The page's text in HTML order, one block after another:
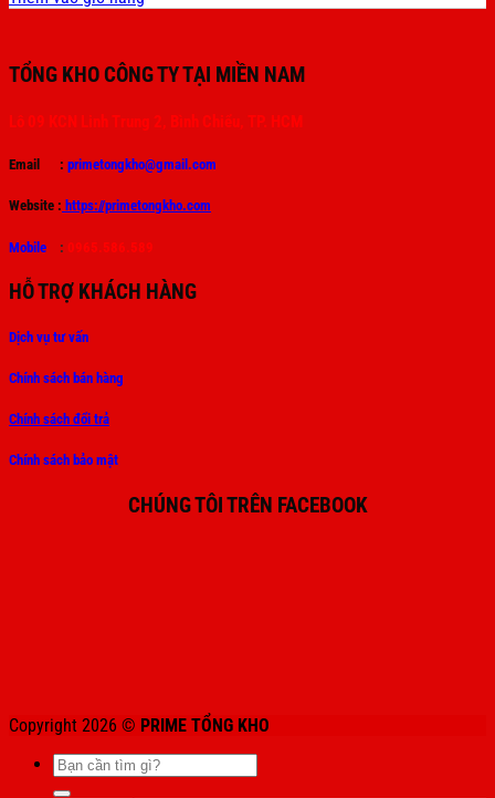
TỔNG KHO CÔNG TY TẠI MIỀN NAM
Lô 09 KCN Linh Trung 2, Bình Chiểu, TP. HCM
Email : primetongkho@gmail.com
Website : https://primetongkho.com
Mobile : 0965.586.589
HỖ TRỢ KHÁCH HÀNG
Dịch vụ tư vấn
Chính sách bán hàng
Chính sách đổi trả
Chính sách bảo mật
CHÚNG TÔI TRÊN FACEBOOK
Copyright 2026 © PRIME TỔNG KHO
Tìm